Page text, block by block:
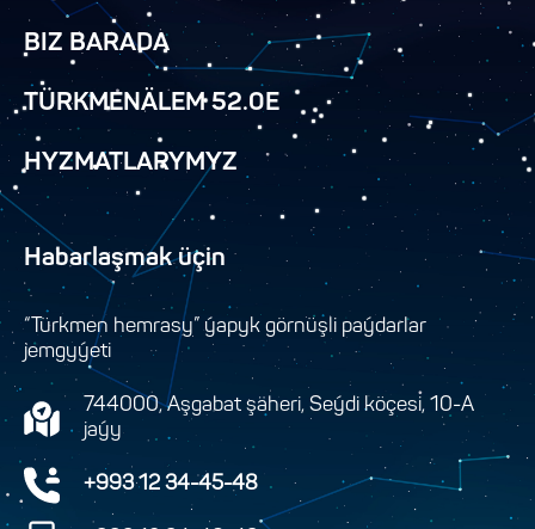
BIZ BARADA
TÜRKMENÄLEM 52.0E
HYZMATLARYMYZ
Habarlaşmak üçin
“Türkmen hemrasy” ýapyk görnüşli paýdarlar
jemgyýeti
744000, Aşgabat şäheri, Seýdi köçesi, 10-A
jaýy
+993 12 34-45-48